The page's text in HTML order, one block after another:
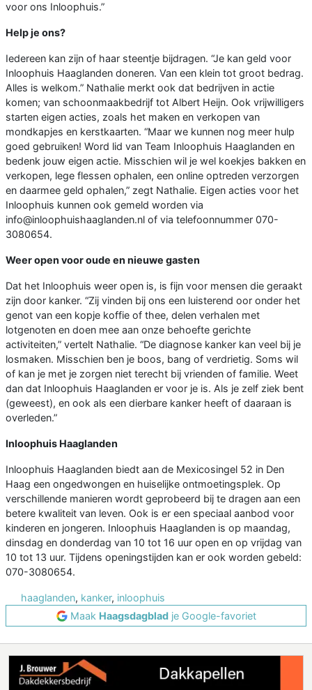
voor ons Inloophuis.”
Help je ons?
Iedereen kan zijn of haar steentje bijdragen. “Je kan geld voor
Inloophuis Haaglanden doneren. Van een klein tot groot bedrag.
Alles is welkom.” Nathalie merkt ook dat bedrijven in actie
komen; van schoonmaakbedrijf tot Albert Heijn. Ook vrijwilligers
starten eigen acties, zoals het maken en verkopen van
mondkapjes en kerstkaarten. “Maar we kunnen nog meer hulp
goed gebruiken! Word lid van Team Inloophuis Haaglanden en
bedenk jouw eigen actie. Misschien wil je wel koekjes bakken en
verkopen, lege flessen ophalen, een online optreden verzorgen
en daarmee geld ophalen,” zegt Nathalie. Eigen acties voor het
Inloophuis kunnen ook gemeld worden via
info@inloophuishaaglanden.nl of via telefoonnummer 070-
3080654.
Weer open voor oude en nieuwe gasten
Dat het Inloophuis weer open is, is fijn voor mensen die geraakt
zijn door kanker. “Zij vinden bij ons een luisterend oor onder het
genot van een kopje koffie of thee, delen verhalen met
lotgenoten en doen mee aan onze behoefte gerichte
activiteiten,” vertelt Nathalie. “De diagnose kanker kan veel bij je
losmaken. Misschien ben je boos, bang of verdrietig. Soms wil
of kan je met je zorgen niet terecht bij vrienden of familie. Weet
dan dat Inloophuis Haaglanden er voor je is. Als je zelf ziek bent
(geweest), en ook als een dierbare kanker heeft of daaraan is
overleden.”
Inloophuis Haaglanden
Inloophuis Haaglanden biedt aan de Mexicosingel 52 in Den
Haag een ongedwongen en huiselijke ontmoetingsplek. Op
verschillende manieren wordt geprobeerd bij te dragen aan een
betere kwaliteit van leven. Ook is er een speciaal aanbod voor
kinderen en jongeren. Inloophuis Haaglanden is op maandag,
dinsdag en donderdag van 10 tot 16 uur open en op vrijdag van
10 tot 13 uur. Tijdens openingstijden kan er ook worden gebeld:
070-3080654.
haaglanden, kanker, inloophuis
Maak Haagsdagbladje Google-favoriet